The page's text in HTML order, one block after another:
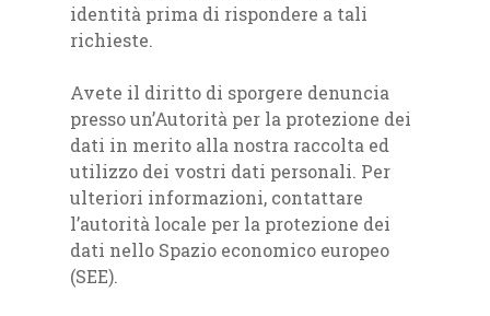
identità prima di rispondere a tali
richieste.
Avete il diritto di sporgere denuncia
presso un’Autorità per la protezione dei
dati in merito alla nostra raccolta ed
utilizzo dei vostri dati personali. Per
ulteriori informazioni, contattare
l’autorità locale per la protezione dei
dati nello Spazio economico europeo
(SEE).